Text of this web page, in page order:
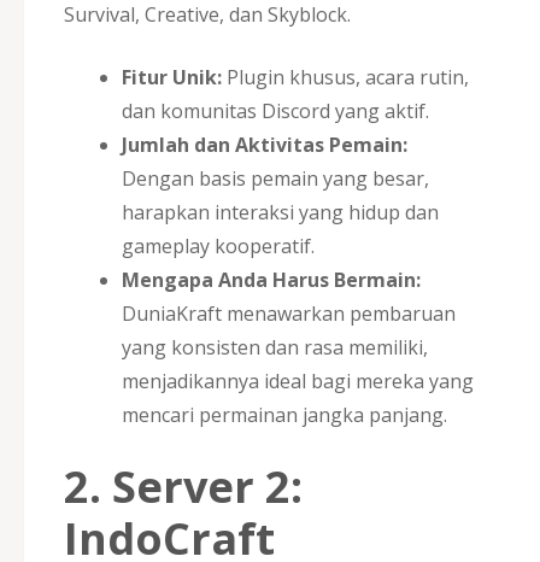
Survival, Creative, dan Skyblock.
Fitur Unik: Plugin khusus, acara rutin,
dan komunitas Discord yang aktif.
Jumlah dan Aktivitas Pemain:
Dengan basis pemain yang besar,
harapkan interaksi yang hidup dan
gameplay kooperatif.
Mengapa Anda Harus Bermain:
DuniaKraft menawarkan pembaruan
yang konsisten dan rasa memiliki,
menjadikannya ideal bagi mereka yang
mencari permainan jangka panjang.
2. Server 2:
IndoCraft